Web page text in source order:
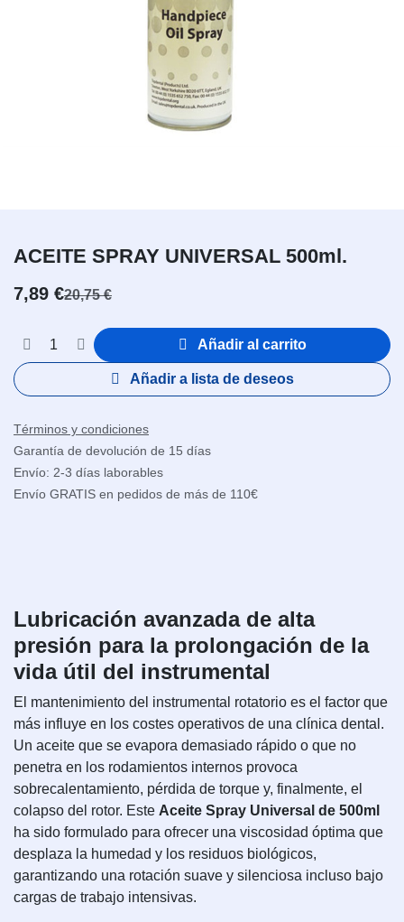
ACEITE SPRAY UNIVERSAL 500ml.
7,89 €20,75€
Añadir al carrito
Añadir a lista de deseos
Términos y condiciones
Garantía de devolución de 15 días
Envío: 2-3 días laborables
Envío GRATIS en pedidos de más de 110€
Lubricación avanzada de alta
presión para la prolongación de la
vida útil del instrumental
El mantenimiento del instrumental rotatorio es el factor que
más influye en los costes operativos de una clínica dental.
Un aceite que se evapora demasiado rápido o que no
penetra en los rodamientos internos provoca
sobrecalentamiento, pérdida de torque y, finalmente, el
colapso del rotor. Este Aceite Spray Universal de 500ml
ha sido formulado para ofrecer una viscosidad óptima que
desplaza la humedad y los residuos biológicos,
garantizando una rotación suave y silenciosa incluso bajo
cargas de trabajo intensivas.